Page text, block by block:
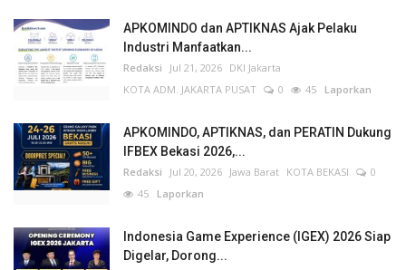
APKOMINDO dan APTIKNAS Ajak Pelaku
Industri Manfaatkan...
Redaksi Jul 21, 2026 DKI Jakarta
KOTA ADM. JAKARTA PUSAT
0 45 Laporkan
APKOMINDO, APTIKNAS, dan PERATIN Dukung
IFBEX Bekasi 2026,...
Redaksi Jul 20, 2026 Jawa Barat KOTA BEKASI
0
45 Laporkan
Indonesia Game Experience (IGEX) 2026 Siap
Digelar, Dorong...